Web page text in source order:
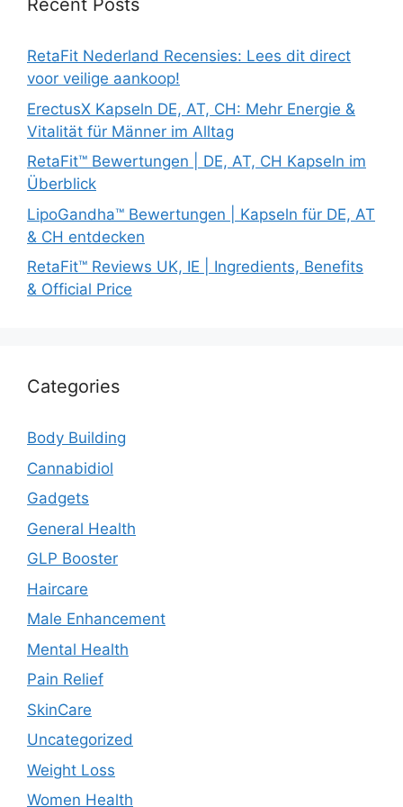
Recent Posts
RetaFit Nederland Recensies: Lees dit direct
voor veilige aankoop!
ErectusX Kapseln DE, AT, CH: Mehr Energie &
Vitalität für Männer im Alltag
RetaFit™ Bewertungen | DE, AT, CH Kapseln im
Überblick
LipoGandha™ Bewertungen | Kapseln für DE, AT
& CH entdecken
RetaFit™ Reviews UK, IE | Ingredients, Benefits
& Official Price
Categories
Body Building
Cannabidiol
Gadgets
General Health
GLP Booster
Haircare
Male Enhancement
Mental Health
Pain Relief
SkinCare
Uncategorized
Weight Loss
Women Health